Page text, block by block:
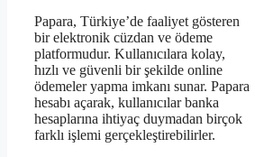
Papara, Türkiye’de faaliyet gösteren
bir elektronik cüzdan ve ödeme
platformudur. Kullanıcılara kolay,
hızlı ve güvenli bir şekilde online
ödemeler yapma imkanı sunar. Papara
hesabı açarak, kullanıcılar banka
hesaplarına ihtiyaç duymadan birçok
farklı işlemi gerçekleştirebilirler.